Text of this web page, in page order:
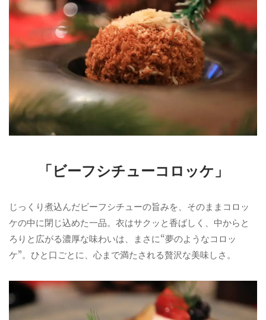
「ビーフシチューコロッケ」
じっくり煮込んだビーフシチューの旨みを、そのままコロッ
ケの中に閉じ込めた一品。衣はサクッと香ばしく、中からと
ろりと広がる濃厚な味わいは、まさに“夢のようなコロッ
ケ”。ひと口ごとに、心まで満たされる贅沢な美味しさ。